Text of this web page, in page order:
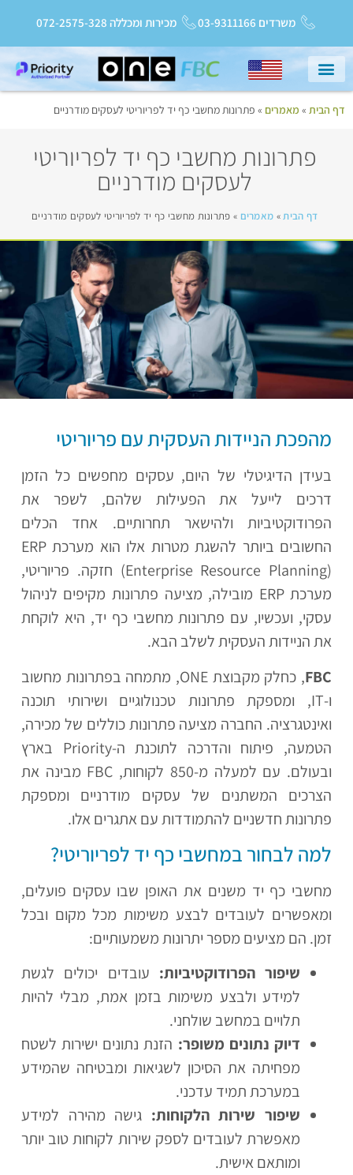
משרדים 03-9311166 מכירות ומכללה 072-2575-328
דף הבית » מאמרים » פתרונות מחשבי כף יד לפריוריטי לעסקים מודרניים
פתרונות מחשבי כף יד לפריוריטי
לעסקים מודרניים
דף הבית» מאמרים » פתרונות מחשבי כף יד לפריוריטי לעסקים מודרניים
מהפכת הניידות העסקית עם פריוריטי
בעידן הדיגיטלי של היום, עסקים מחפשים כל הזמן
דרכים לייעל את הפעילות שלהם, לשפר את
הפרודוקטיביות ולהישאר תחרותיים. אחד הכלים
החשובים ביותר להשגת מטרות אלו הוא מערכת ERP
(Enterprise Resource Planning) חזקה. פריוריטי,
מערכת ERP מובילה, מציעה פתרונות מקיפים לניהול
עסקי, ועכשיו, עם פתרונות מחשבי כף יד, היא לוקחת
את הניידות העסקית לשלב הבא.
FBC
, כחלק מקבוצת ONE, מתמחה בפתרונות מחשוב
ו-IT, ומספקת פתרונות טכנולוגיים ושירותי תוכנה
ואינטגרציה. החברה מציעה פתרונות כוללים של מכירה,
הטמעה, פיתוח והדרכה לתוכנת ה-Priority בארץ
ובעולם. עם למעלה מ-850 לקוחות, FBC מבינה את
הצרכים המשתנים של עסקים מודרניים ומספקת
פתרונות חדשניים להתמודדות עם אתגרים אלו.
למה לבחור במחשבי כף יד לפריוריטי?
מחשבי כף יד משנים את האופן שבו עסקים פועלים,
ומאפשרים לעובדים לבצע משימות מכל מקום ובכל
זמן. הם מציעים מספר יתרונות משמעותיים:
שיפור הפרודוקטיביות: עובדים יכולים לגשת
למידע ולבצע משימות בזמן אמת, מבלי להיות
תלויים במחשב שולחני.
דיוק נתונים משופר: הזנת נתונים ישירות לשטח
מפחיתה את הסיכון לשגיאות ומבטיחה שהמידע
במערכת תמיד עדכני.
שיפור שירות הלקוחות: גישה מהירה למידע
מאפשרת לעובדים לספק שירות לקוחות טוב יותר
ומותאם אישית.